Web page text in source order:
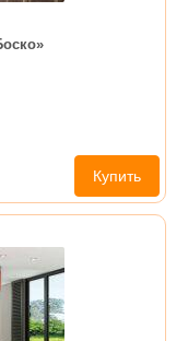
Купить